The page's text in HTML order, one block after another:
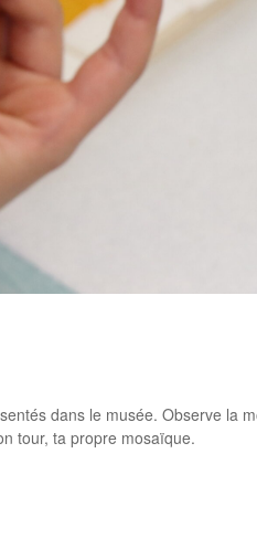
dans le musée. Observe la
tour, ta propre mosaïque.